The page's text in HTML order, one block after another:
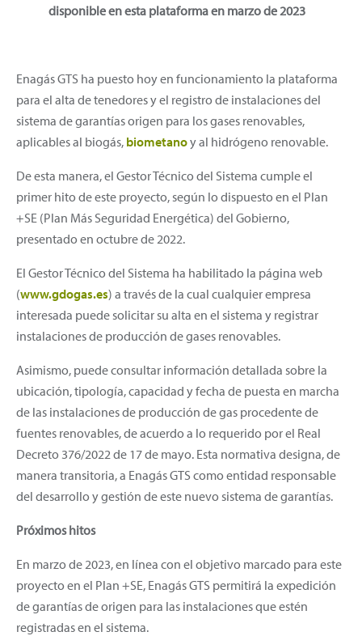
disponible en esta plataforma en marzo de 2023
Enagás GTS ha puesto hoy en funcionamiento la plataforma
para el alta de tenedores y el registro de instalaciones del
sistema de garantías origen para los gases renovables,
aplicables al biogás, biometanoy al hidrógeno renovable.
De esta manera, el Gestor Técnico del Sistema cumple el
primer hito de este proyecto, según lo dispuesto en el Plan
+SE (Plan Más Seguridad Energética) del Gobierno,
presentado en octubre de 2022.
El Gestor Técnico del Sistema ha habilitado la página web
(www.gdogas.es) a través de la cual cualquier empresa
interesada puede solicitar su alta en el sistema y registrar
instalaciones de producción de gases renovables.
Asimismo, puede consultar información detallada sobre la
ubicación, tipología, capacidad y fecha de puesta en marcha
de las instalaciones de producción de gas procedente de
fuentes renovables, de acuerdo a lo requerido por el Real
Decreto 376/2022 de 17 de mayo. Esta normativa designa, de
manera transitoria, a Enagás GTS como entidad responsable
del desarrollo y gestión de este nuevo sistema de garantías.
Próximos hitos
En marzo de 2023, en línea con el objetivo marcado para este
proyecto en el Plan +SE, Enagás GTS permitirá la expedición
de garantías de origen para las instalaciones que estén
registradas en el sistema.